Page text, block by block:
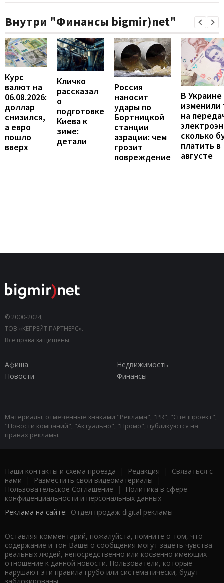
Внутри "Финансы bigmir)net"
Курс
валют на
06.08.2026:
доллар
снизился,
а евро
пошло
вверх
Кличко
рассказал
о
подготовке
Киева к
зиме:
детали
Россия
наносит
удары по
Бортницкой
станции
аэрации: чем
грозит
повреждение
В Украине
на
сколько
платить в
августе
© 2000-2024,
ТОВ «КЕПРЕЙТ ПАРТНЕРС».
Все права защищены.
Афиша
Недвижимость
Новости
Финансы
Материалы, отмеченные знаками "Реклама", "PR", "Спецпроект",
"Новости компаний", "Актуально", "Промо", публикуются на
правах рекламы.
Наши контакты и схема проезда | Редакция | Связаться с
нами | Разместить свои видеоматериалы |
Пользовательское Соглашение |
Политика в сфере
конфиденциальности и персональных данных
Реклама на сайте: Отдел продаж digital рекламы
Оставляя комментарий, пожалуйста, помните о том, что
содержание и тон Вашего сообщения могут задеть чувства
реальных людей, непосредственно или косвенно имеющих
отношение к данной новости. Пользователи, которые
нарушают эти правила грубо или систематически, будут